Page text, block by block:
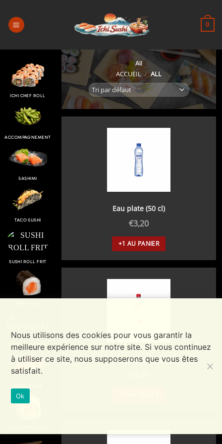
contenu
0
ICHI CHEF ROLL
ACCOMPAGNEMENT
SASHIMI
TACO SUSHI
SUSHI ROLL FRIT
FUTOMAKI ROLL
All
ACCUEIL / ALL
Eau plate (50 cl)
€3,20
+1 AU PANIER
Eau pétillante (50 cl)
Nous utilisons des cookies pour vous garantir la
meilleure expérience sur notre site. Si vous continuez
à utiliser ce site, nous supposerons que vous êtes
satisfait.
Ok